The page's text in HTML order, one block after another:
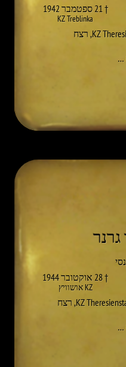
† 21 ספטמבר 1942
KZ Treblinka
KZ
,רצח
…
גרנר
† 28 אוקטובר 1944
KZ אושוויץ
KZ
,רצח
…